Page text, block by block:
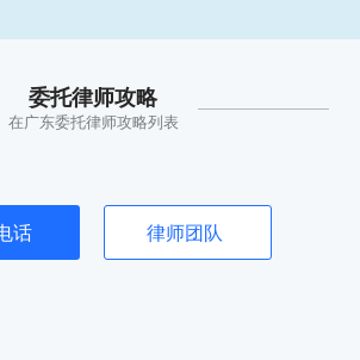
委托律师攻略
在广东委托律师攻略列表
话 律师团队